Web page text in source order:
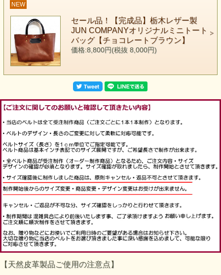
NEW
セール品！【完成品】栃木レザー製
JUN COMPANYオリジナルミニトート
バッグ【チョコレートブラウン】
価格:8,800円(税抜 8,000円)
【天然皮革製品ご使用の注意点】